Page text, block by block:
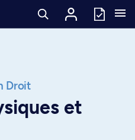
Droit
et